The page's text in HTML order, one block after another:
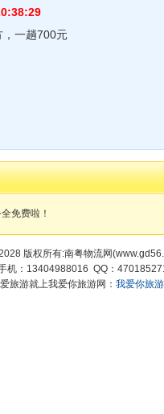
一趟700元
免费啦！
版权所有:南粤物流网
机：13404988016 QQ：
爱旅游就上我爱你旅游网： 我爱你旅